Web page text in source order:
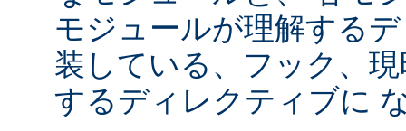
モジュールが理解する
装している、フック、
するディレクティブに